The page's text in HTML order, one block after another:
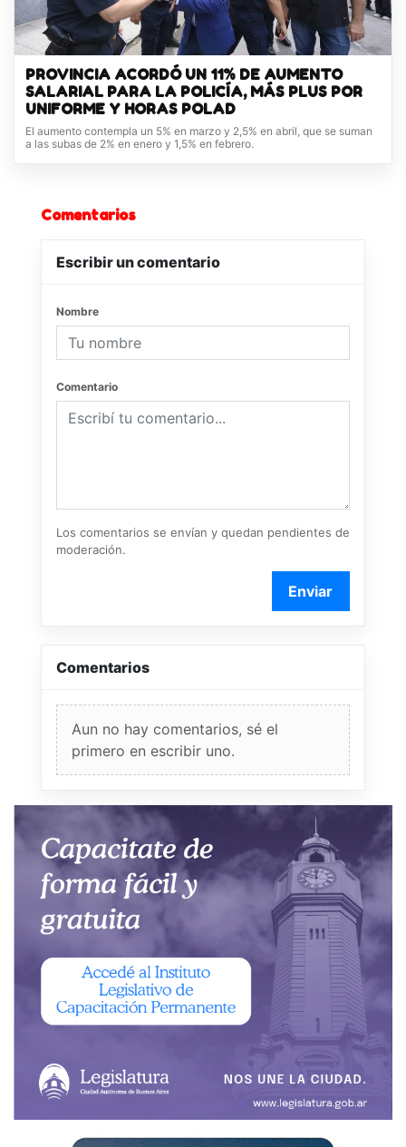
PROVINCIA ACORDÓ UN 11% DE AUMENTO
SALARIAL PARA LA POLICÍA, MÁS PLUS POR
UNIFORME Y HORAS POLAD
El aumento contempla un 5% en marzo y 2,5% en abril, que se suman
a las subas de 2% en enero y 1,5% en febrero.
Comentarios
Escribir un comentario
Nombre
Comentario
Los comentarios se envían y quedan pendientes de
moderación.
Enviar
Comentarios
Aun no hay comentarios, sé el
primero en escribir uno.